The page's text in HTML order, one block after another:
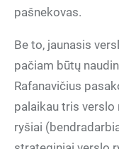
pašnekovas.
Be to, jaunasis
pačiam būtų
Rafanavičius
palaikau tris verslo
ryšiai